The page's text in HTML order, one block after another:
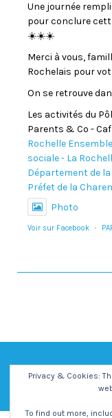
Une journée
pour conclure
☀️☀️☀️
Merci à vous,
Rochelais pour
On se retrouve
Les activités du
Parents & Co -
Rochelle Ensemble
sociale - La
Département de
Préfet de la
Photo
Voir sur Facebook ·
Privacy & Cookies:
To find out more,